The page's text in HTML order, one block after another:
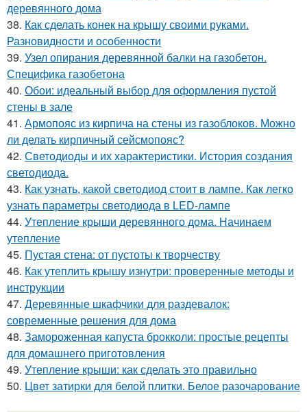
деревянного дома
38. Как сделать конек на крышу своими руками.
Разновидности и особенности
39. Узел опирания деревянной балки на газобетон.
Специфика газобетона
40. Обои: идеальный выбор для оформления пустой
стены в зале
41. Армопояс из кирпича на стены из газоблоков. Можно
ли делать кирпичный сейсмопояс?
42. Светодиоды и их характеристики. История создания
светодиода.
43. Как узнать, какой светодиод стоит в лампе. Как легко
узнать параметры светодиода в LED-лампе
44. Утепление крыши деревянного дома. Начинаем
утепление
45. Пустая стена: от пустоты к творчеству
46. Как утеплить крышу изнутри: проверенные методы и
инструкции
47. Деревянные шкафчики для раздевалок:
современные решения для дома
48. Замороженная капуста брокколи: простые рецепты
для домашнего приготовления
49. Утепление крыши: как сделать это правильно
50. Цвет затирки для белой плитки. Белое разочарование